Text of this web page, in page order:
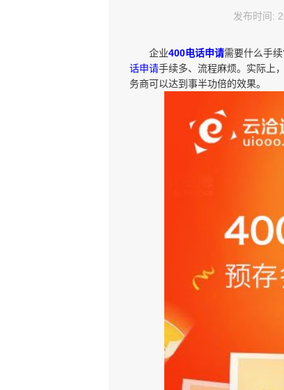
发布时间:
企业400电话申请需要什么手
话申请手续多、流程麻烦。实际上
务商可以达到事半功倍的效果。